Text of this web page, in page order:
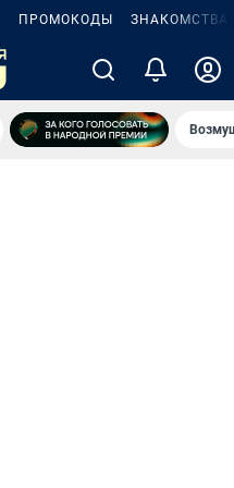
ПРОМОКОДЫ ЗНАКОМСТВА